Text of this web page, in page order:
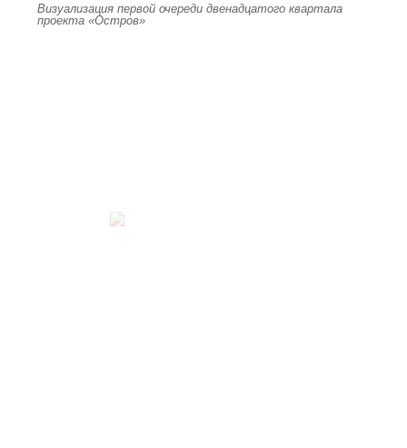
Визуализация первой очереди двенадцатого квартала
проекта «Остров»